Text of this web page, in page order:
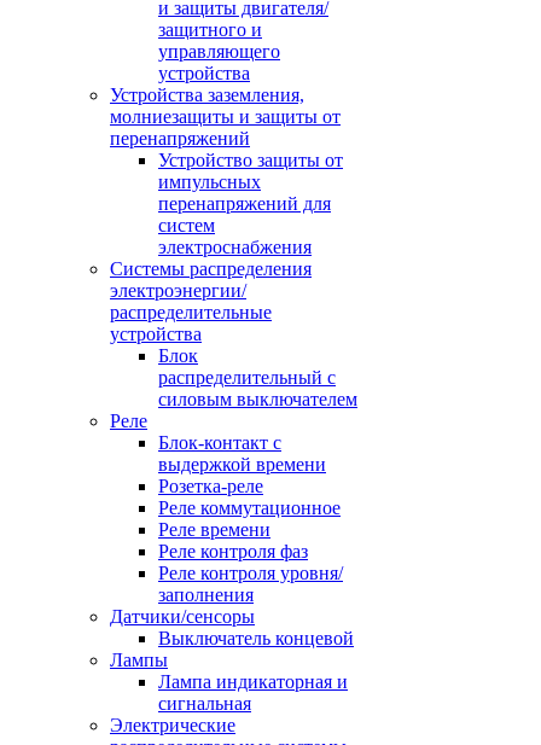
и защиты двигателя/
защитного и
управляющего
устройства
Устройства заземления,
молниезащиты и защиты от
перенапряжений
Устройство защиты от
импульсных
перенапряжений для
систем
электроснабжения
Системы распределения
электроэнергии/
распределительные
устройства
Блок
распределительный с
силовым выключателем
Реле
Блок-контакт с
выдержкой времени
Розетка-реле
Реле коммутационное
Реле времени
Реле контроля фаз
Реле контроля уровня/
заполнения
Датчики/сенсоры
Выключатель концевой
Лампы
Лампа индикаторная и
сигнальная
Электрические